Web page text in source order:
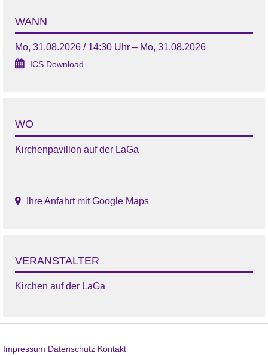
WANN
Mo, 31.08.2026 / 14:30 Uhr – Mo, 31.08.2026
ICS Download
WO
Kirchenpavillon auf der LaGa
Ihre Anfahrt mit Google Maps
VERANSTALTER
Kirchen auf der LaGa
Impressum Datenschutz Kontakt